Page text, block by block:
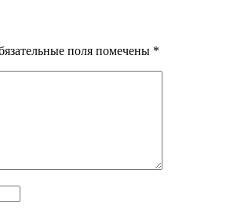
поля помечены *